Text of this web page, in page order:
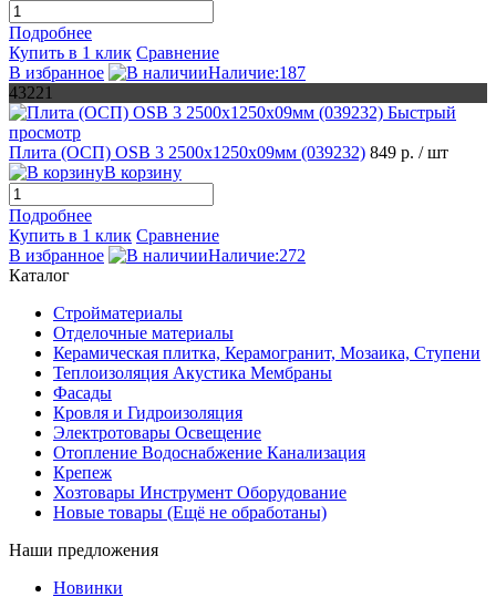
Подробнее
Купить в 1 клик Сравнение
В избранное
Наличие:187
43221
Быстрый
просмотр
Плита (ОСП) OSB 3 2500х1250х09мм (039232) 849 р. / шт
В корзину
Подробнее
Купить в 1 клик Сравнение
В избранное
Наличие:272
Каталог
Стройматериалы
Отделочные материалы
Керамическая плитка, Керамогранит, Мозаика, Ступени
Теплоизоляция Акустика Мембраны
Фасады
Кровля и Гидроизоляция
Электротовары Освещение
Отопление Водоснабжение Канализация
Крепеж
Хозтовары Инструмент Оборудование
Новые товары (Ещё не обработаны)
Наши предложения
Новинки